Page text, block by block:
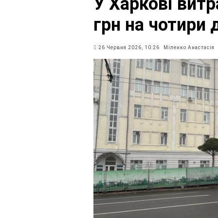
грн на чотири
26 Червня 2026, 10:26 Міленко Анастасія